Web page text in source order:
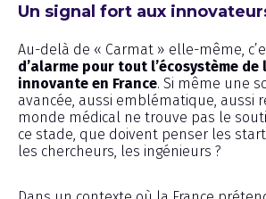
Un signal fort aux
Au-delà de « Carmat » elle-même,
d’alarme pour tout l’écosystème de
innovante en France. Si même une
avancée, aussi emblématique, aussi
monde médical ne trouve pas le
ce stade, que doivent penser les
les chercheurs, les ingénieurs ?